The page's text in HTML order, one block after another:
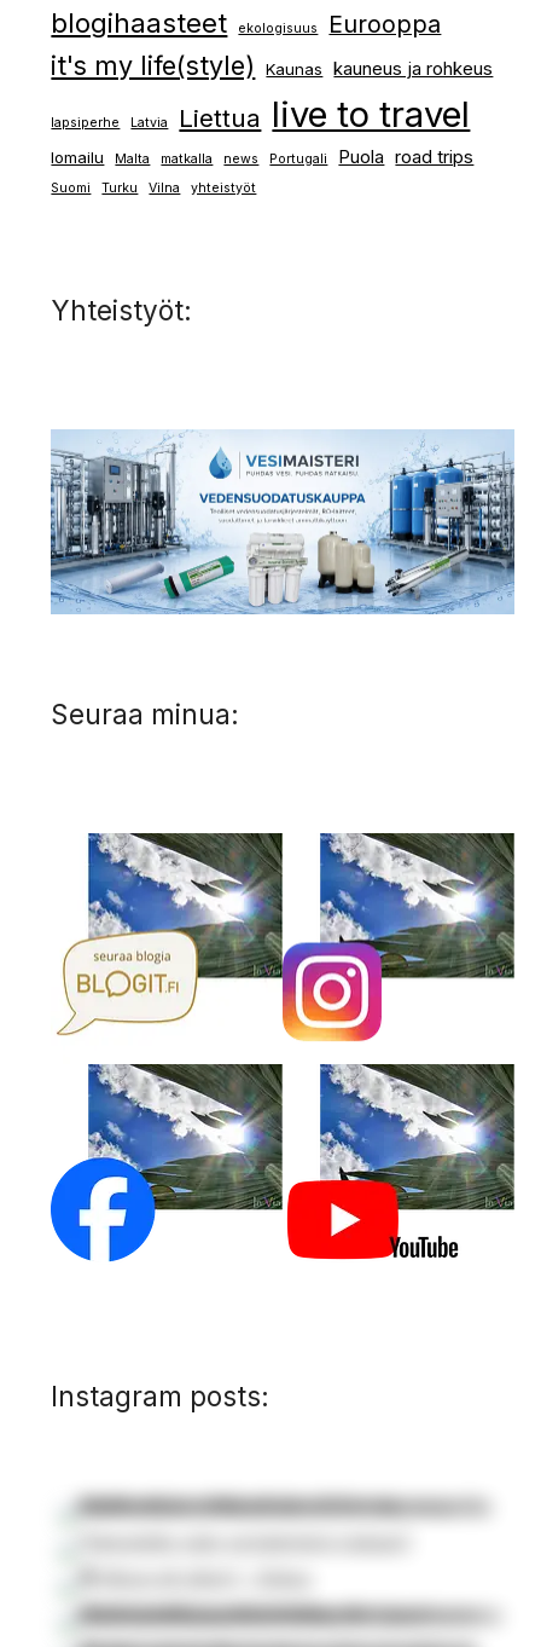
blogihaasteet ekologisuus Eurooppa
it's my life(style) Kaunas kauneus ja rohkeus
lapsiperhe Latvia Liettua live to travel
lomailu Malta matkalla news Portugali Puola road trips
Suomi Turku Vilna yhteistyöt
Yhteistyöt:
Seuraa minua:
Instagram posts: